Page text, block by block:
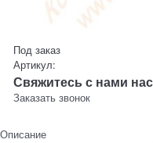
Под заказ
Артикул:
Свяжитесь с нами
Заказать звонок
Описание